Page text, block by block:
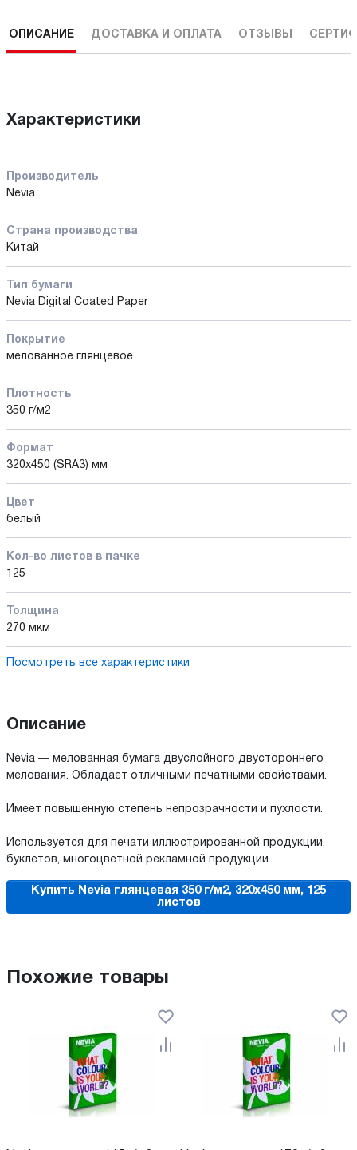
ОПИСАНИЕ ДОСТАВКА И ОПЛАТА ОТЗЫВЫ
Характеристики
Производитель
Nevia
Страна производства
Китай
Тип бумаги
Nevia Digital Coated Paper
Покрытие
мелованное глянцевое
Плотность
350 г/м2
Формат
320x450 (SRA3) мм
Цвет
белый
Кол-во листов в пачке
125
Толщина
270 мкм
Посмотреть все характеристики
Описание
Nevia — мелованная бумага двуслойного двустороннего
мелования. Обладает отличными печатными свойствами.
Имеет повышенную степень непрозрачности и пухлости.
Используется для печати иллюстрированной продукции,
буклетов, многоцветной рекламной продукции.
Купить Nevia глянцевая 350 г/м2, 320x450 мм, 125
листов
Похожие товары